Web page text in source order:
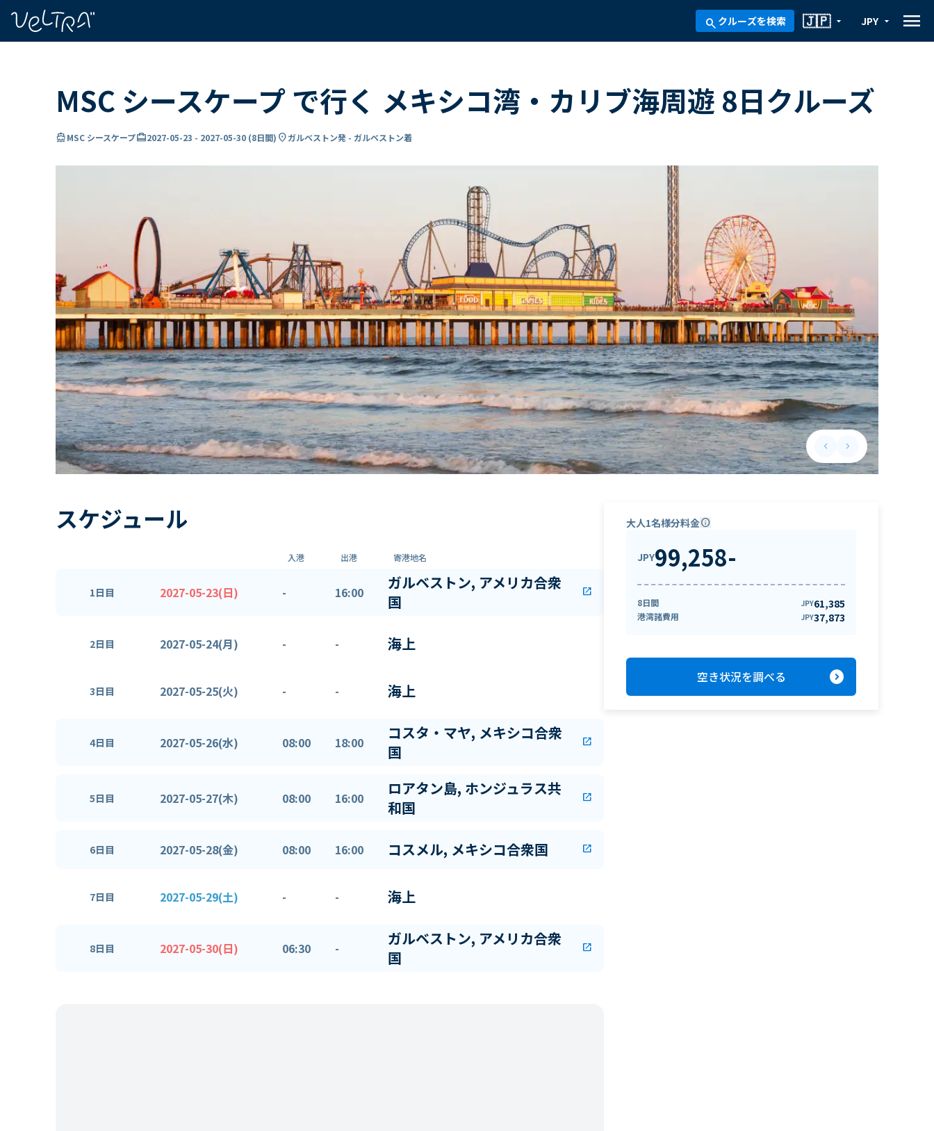
search クルーズを検索 arrow_drop_down
🇯🇵 arrow_drop_down
JPY menu
MSC シースケープ で行く メキシコ湾・カリブ海周遊 8日クルーズ
directions_boatMSC シースケープcard_travel2027-05-23 - 2027-05-30 (8日間) location_onガルベストン発 - ガルベストン着
keyboard_arrow_leftPrevious slide
keyboard_arrow_rightNext slide
スケジュール
入港 出港 寄港地名
1日目 2027-05-23(日) - 16:00
ガルベストン, アメリカ合衆
国
open_in_new
2日目 2027-05-24(月) - - 海上
3日目 2027-05-25(火) - - 海上
4日目 2027-05-26(水) 08:00 18:00
コスタ・マヤ, メキシコ合衆
国
open_in_new
5日目 2027-05-27(木) 08:00 16:00
ロアタン島, ホンジュラス共
和国
open_in_new
6日目 2027-05-28(金) 08:00 16:00 コスメル, メキシコ合衆国 open_in_new
7日目 2027-05-29(土) - - 海上
8日目 2027-05-30(日) 06:30 -
ガルベストン, アメリカ合衆
国
open_in_new
大人1名様分料金info
JPY99,258-
8日間 JPY61,385
港湾諸費用 JPY37,873
空き状況を調べる expand_circle_right